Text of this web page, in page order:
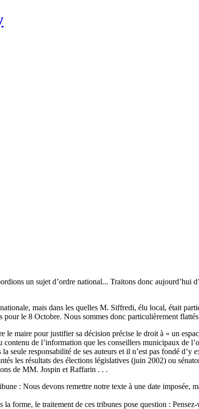
un sujet d’ordre national... Traitons donc aujourd’hui
mais dans les quelles M. Siffredi, élu local, était
le 8 Octobre. Nous sommes donc particulièrement
maire pour justifier sa décision précise le droit à « un
de l’information que les conseillers municipaux de
seule responsabilité de ses auteurs et il n’est pas fondé
les résultats des élections législatives (juin 2002) ou
de MM. Jospin et Raffarin . . .
: Nous devons remettre notre texte à une date imposée,
forme, le traitement de ces tribunes pose question :